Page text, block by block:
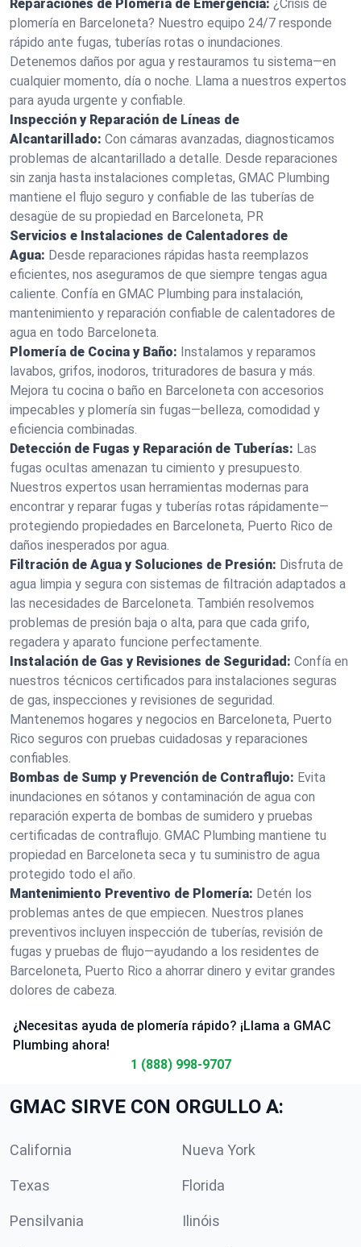
Reparaciones de Plomería de Emergencia: ¿Crisis de
plomería en Barceloneta? Nuestro equipo 24/7 responde
rápido ante fugas, tuberías rotas o inundaciones.
Detenemos daños por agua y restauramos tu sistema—en
cualquier momento, día o noche. Llama a nuestros expertos
para ayuda urgente y confiable.
Inspección y Reparación de Líneas de
Alcantarillado: Con cámaras avanzadas, diagnosticamos
problemas de alcantarillado a detalle. Desde reparaciones
sin zanja hasta instalaciones completas, GMAC Plumbing
mantiene el flujo seguro y confiable de las tuberías de
desagüe de su propiedad en Barceloneta, PR
Servicios e Instalaciones de Calentadores de
Agua: Desde reparaciones rápidas hasta reemplazos
eficientes, nos aseguramos de que siempre tengas agua
caliente. Confía en GMAC Plumbing para instalación,
mantenimiento y reparación confiable de calentadores de
agua en todo Barceloneta.
Plomería de Cocina y Baño: Instalamos y reparamos
lavabos, grifos, inodoros, trituradores de basura y más.
Mejora tu cocina o baño en Barceloneta con accesorios
impecables y plomería sin fugas—belleza, comodidad y
eficiencia combinadas.
Detección de Fugas y Reparación de Tuberías: Las
fugas ocultas amenazan tu cimiento y presupuesto.
Nuestros expertos usan herramientas modernas para
encontrar y reparar fugas y tuberías rotas rápidamente—
protegiendo propiedades en Barceloneta, Puerto Rico de
daños inesperados por agua.
Filtración de Agua y Soluciones de Presión: Disfruta de
agua limpia y segura con sistemas de filtración adaptados a
las necesidades de Barceloneta. También resolvemos
problemas de presión baja o alta, para que cada grifo,
regadera y aparato funcione perfectamente.
Instalación de Gas y Revisiones de Seguridad: Confía en
nuestros técnicos certificados para instalaciones seguras
de gas, inspecciones y revisiones de seguridad.
Mantenemos hogares y negocios en Barceloneta, Puerto
Rico seguros con pruebas cuidadosas y reparaciones
confiables.
Bombas de Sump y Prevención de Contraflujo: Evita
inundaciones en sótanos y contaminación de agua con
reparación experta de bombas de sumidero y pruebas
certificadas de contraflujo. GMAC Plumbing mantiene tu
propiedad en Barceloneta seca y tu suministro de agua
protegido todo el año.
Mantenimiento Preventivo de Plomería: Detén los
problemas antes de que empiecen. Nuestros planes
preventivos incluyen inspección de tuberías, revisión de
fugas y pruebas de flujo—ayudando a los residentes de
Barceloneta, Puerto Rico a ahorrar dinero y evitar grandes
dolores de cabeza.
¿Necesitas ayuda de plomería rápido? ¡Llama a GMAC
Plumbing ahora!
1 (888) 998-9707
GMAC SIRVE CON ORGULLO A:
California Nueva York
Texas Florida
Pensilvania Ilinóis